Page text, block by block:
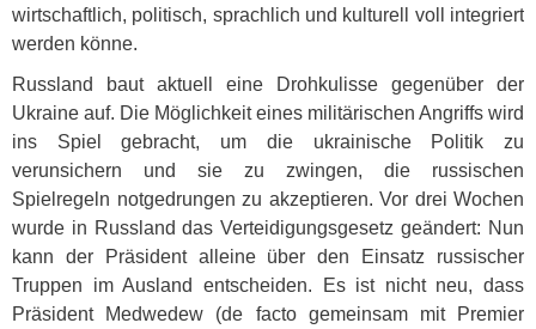
wirtschaftlich, politisch, sprachlich und kulturell voll integriert
werden könne.
Russland baut aktuell eine Drohkulisse gegenüber der
Ukraine auf. Die Möglichkeit eines militärischen Angriffs wird
ins Spiel gebracht, um die ukrainische Politik zu
verunsichern und sie zu zwingen, die russischen
Spielregeln notgedrungen zu akzeptieren. Vor drei Wochen
wurde in Russland das Verteidigungsgesetz geändert: Nun
kann der Präsident alleine über den Einsatz russischer
Truppen im Ausland entscheiden. Es ist nicht neu, dass
Präsident Medwedew (de facto gemeinsam mit Premier